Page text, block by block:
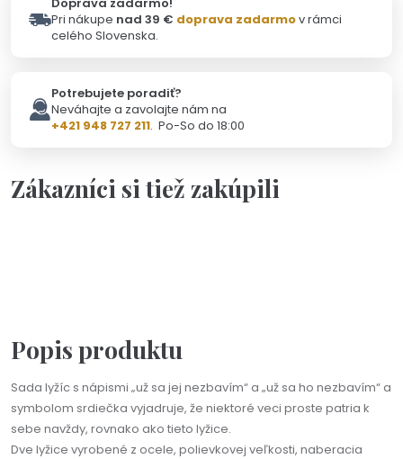
Pri nákupe nad 39 € doprava zadarmov rámci
celého Slovenska.
Potrebujete poradiť?
Neváhajte a zavolajte nám na
+421 948 727 211. Po-So do 18:00
Zákazníci si tiež zakúpili
Popis produktu
Sada lyžíc s nápismi „už sa jej nezbavím“ a „už sa ho nezbavím“ a
symbolom srdiečka vyjadruje, že niektoré veci proste patria k
sebe navždy, rovnako ako tieto lyžice.
Dve lyžice vyrobené z ocele, polievkovej veľkosti, naberacia